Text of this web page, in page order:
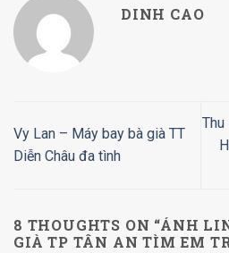
DINH CAO
Vy Lan – Máy bay bà già TT
Diễn Châu đa tình
8 THOUGHTS ON “ÁNH
GIÀ TP TÂN AN TÌM EM